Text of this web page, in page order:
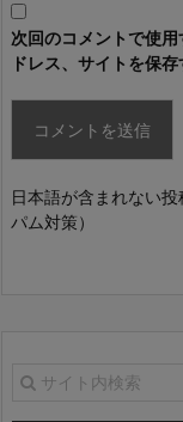
次回のコメントで使
ドレス、サイトを保存
日本語が含まれない
パム対策）